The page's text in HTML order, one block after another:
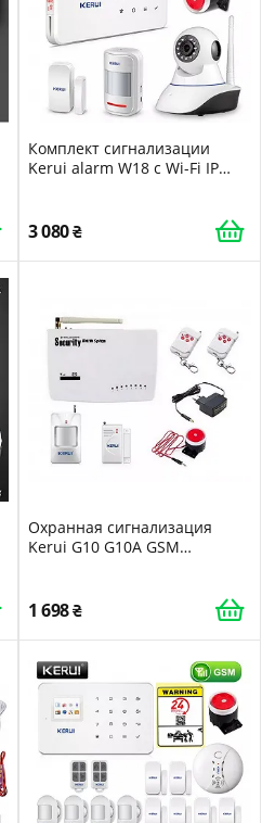
Комплект сигнализации
Kerui alarm W18 c Wi-Fi IP
3 080
Охранная сигнализация
Kerui G10 G10A GSM
быстрее 231695 DI51231695
1 698